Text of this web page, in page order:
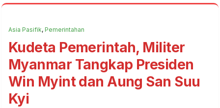
Asia Pasifik, Pemerintahan
Kudeta Pemerintah, Militer
Myanmar Tangkap Presiden
Win Myint dan Aung San Suu
Kyi